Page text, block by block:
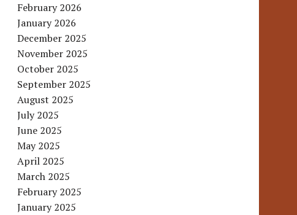
February 2026
January 2026
December 2025
November 2025
October 2025
September 2025
August 2025
July 2025
June 2025
May 2025
April 2025
March 2025
February 2025
January 2025